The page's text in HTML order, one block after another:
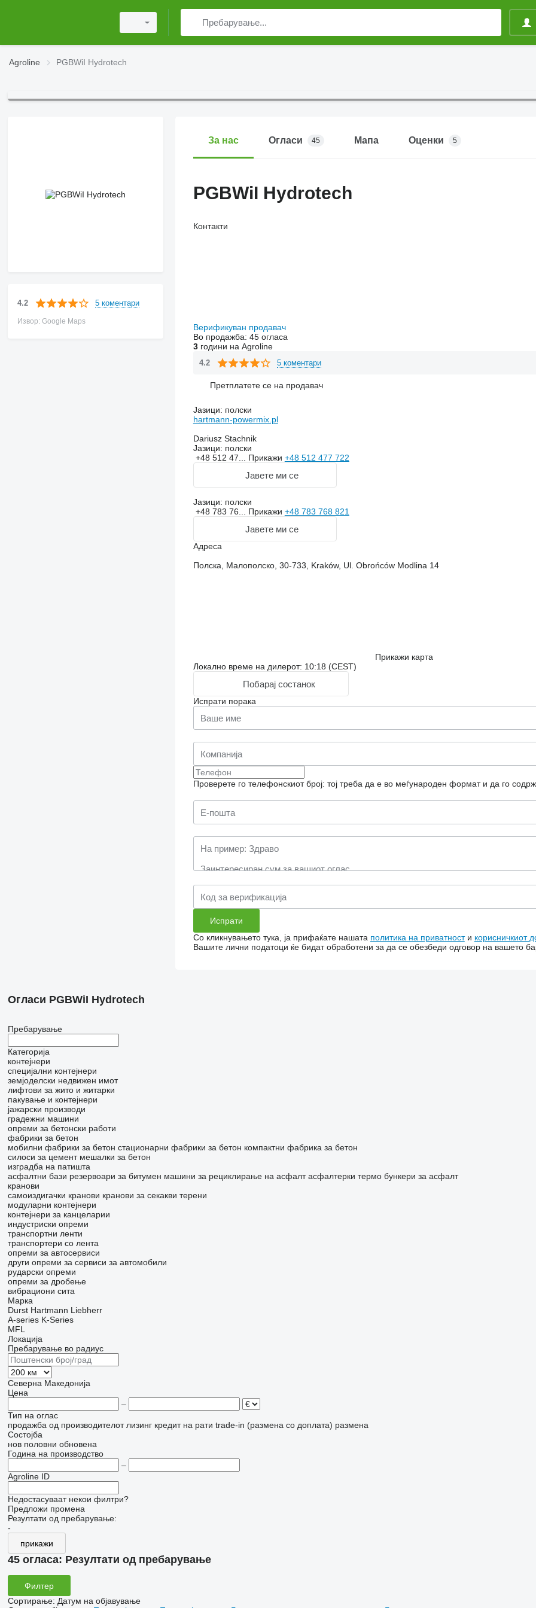
Agroline PGBWiI Hydrotech
4.2 5 коментари
Извор: Google Maps
За нас Огласи 45 Мапа Оценки 5
PGBWiI Hydrotech
Контакти
Верификуван продавач
Во продажба: 45 огласа
3години на Agroline
4.2 5 коментари
Претплатете се на продавач
Јазици: полски
hartmann-powermix.pl
Dariusz Stachnik
Јазици: полски
+48 512 47... Прикажи +48 512 477 722
Јавете ми се
Јазици: полски
+48 783 76... Прикажи +48 783 768 821
Јавете ми се
Адреса
Полска, Малополско, 30-733, Kraków, Ul. Obrońców Modlina 14
Прикажи карта
Локално време на дилерот: 10:18 (CEST)
Побарај состанок
Испрати порака
Проверете го телефонскиот број: тој треба да е во меѓународен формат и да го
Со кликнувањето тука, ја прифаќате нашата политика на приватности корисничкиот
Вашите лични податоци ќе бидат обработени за да се обезбеди одговор на вашето
Огласи PGBWiI Hydrotech
Пребарување
Категорија
контејнери
специјални контејнери
земјоделски недвижен имот
лифтови за жито и житарки
пакување и контејнери
јажарски производи
градежни машини
опреми за бетонски работи
фабрики за бетон
мобилни фабрики за бетон стационарни фабрики за бетон компактни фабрика за бетон
силоси за цемент мешалки за бетон
изградба на патишта
асфалтни бази резервоари за битумен машини за рециклирање на асфалт асфалтерки термо бункери за асфалт
кранови
самоиздигачки кранови кранови за секакви терени
модуларни контејнери
контејнери за канцеларии
индустриски опреми
транспортни ленти
транспортери со лента
опреми за автосервиси
други опреми за сервиси за автомобили
рударски опреми
опреми за дробење
вибрациони сита
Марка
Durst Hartmann Liebherr
A-series K-Series
MFL
Локација
Пребарување во радиус
Северна Македонија
Цена
–
Тип на оглас
продажба од производителот лизинг кредит на рати trade-in (размена со доплата) размена
Состојба
нов половни обновена
Година на производство
–
Agroline ID
Недостасуваат некои филтри?
Предложи промена
Резултати од пребарување:
-
прикажи
45 огласа: Резултати од пребарување
Филтер
Сортирање: Датум на објавување